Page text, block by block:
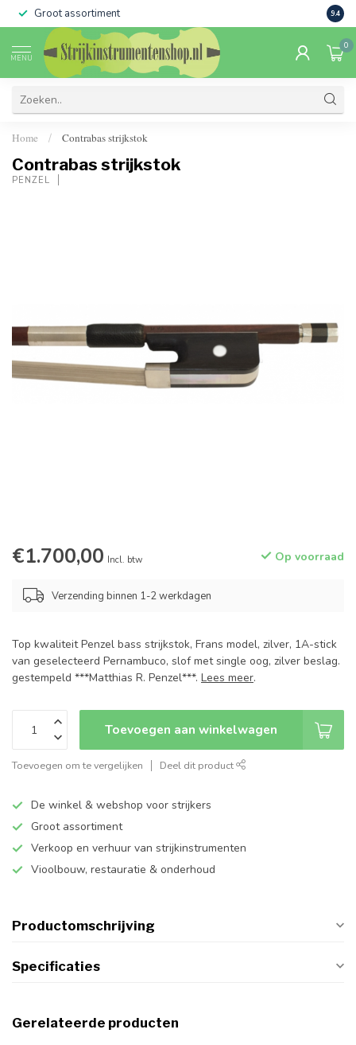
Groot assortiment 9.4
MENU
0
Home / Contrabas strijkstok
Contrabas strijkstok
PENZEL
€1.700,00 Incl. btw Op voorraad
Verzending binnen 1-2 werkdagen
Top kwaliteit Penzel bass strijkstok, Frans model, zilver, 1A-stick
van geselecteerd Pernambuco, slof met single oog, zilver beslag.
gestempeld ***Matthias R. Penzel***. Lees meer.
Toevoegen aan winkelwagen
Toevoegen om te vergelijken Deel dit product
De winkel & webshop voor strijkers
Groot assortiment
Verkoop en verhuur van strijkinstrumenten
Vioolbouw, restauratie & onderhoud
Productomschrijving
Specificaties
Gerelateerde producten